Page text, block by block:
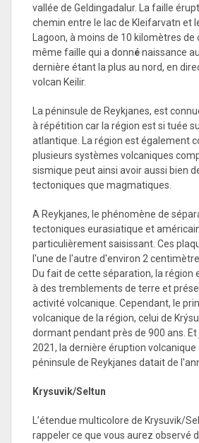
vallée de Geldingadalur. La faille
chemin entre le lac de Kleifarvatn et
Lagoon, à moins de 10 kilomètres de
même faille qui a donnénaissance
dernière étant la plus au nord, en
volcan Keilir.
La péninsule de Reykjanes, est
à répétition car la région est si tuée
atlantique. La région est également
plusieurs systèmes volcaniques
sismique peut ainsi avoir aussi bien
tectoniques que magmatiques.
A Reykjanes, le phénomène de
tectoniques eurasiatique et
particulièrement saisissant. Ces
l'une de l'autre d'environ 2
Du fait de cette séparation, la région
à des tremblements de terre et
activité volcanique. Cependant, le
volcanique de la région, celui de
dormant pendant près de 900 ans.
2021, la dernière éruption volcanique
péninsule de Reykjanes datait de
Krysuvik/Seltun
L’étendue multicolore de Krysuvik/
rappeler ce que vous aurez observé